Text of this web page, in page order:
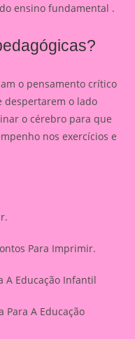
ensino fundamental .
o pensamento crítico
despertarem o lado
o cérebro para que
nos exercícios e
Para Imprimir.
A Educação Infantil
Para A Educação